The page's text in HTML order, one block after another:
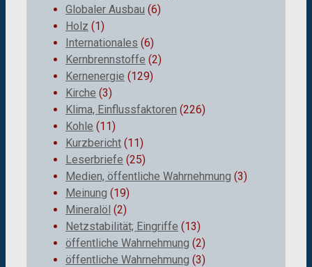
Globaler Ausbau (6)
Holz (1)
Internationales (6)
Kernbrennstoffe (2)
Kernenergie (129)
Kirche (3)
Klima, Einflussfaktoren (226)
Kohle (11)
Kurzbericht (11)
Leserbriefe (25)
Medien, öffentliche Wahrnehmung (3)
Meinung (19)
Mineralöl (2)
Netzstabilität; Eingriffe (13)
öffentliche Wahrnehmung (2)
öffentliche Wahrnehmung (3)